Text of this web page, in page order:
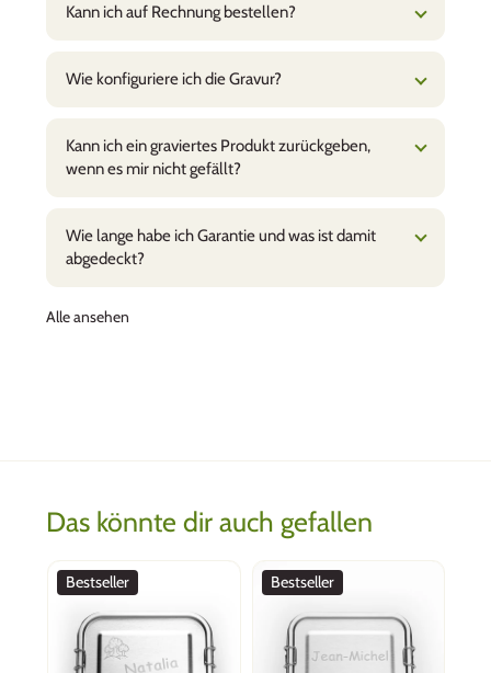
Kann ich auf Rechnung bestellen?
Wie konfiguriere ich die Gravur?
Kann ich ein graviertes Produkt zurückgeben,
wenn es mir nicht gefällt?
Wie lange habe ich Garantie und was ist damit
abgedeckt?
Alle ansehen
Das könnte dir auch gefallen
Bestseller Bestseller